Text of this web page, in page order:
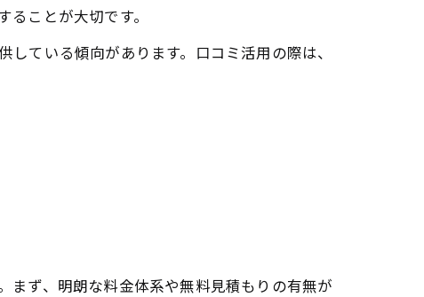
ことが大切です。
ている傾向があります。口コミ活用の際は、
まず、明朗な料金体系や無料見積もりの有無が